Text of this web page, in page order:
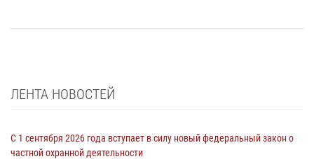
ЛЕНТА НОВОСТЕЙ
С 1 сентября 2026 года вступает в силу новый федеральный закон о
частной охранной деятельности